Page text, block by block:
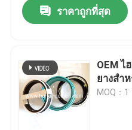
ราคาถูกที่สุด
OEM ไ
ยางสํา
MOQ：